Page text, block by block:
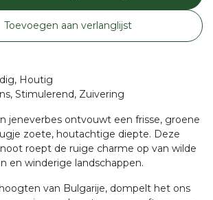
Toevoegen aan verlanglijst
Houtig
Stimulerend, Zuivering
jeneverbes ontvouwt een frisse, groene
zoete, houtachtige diepte. Deze
roept de ruige charme op van wilde
en winderige landschappen.
van Bulgarije, dompelt het ons